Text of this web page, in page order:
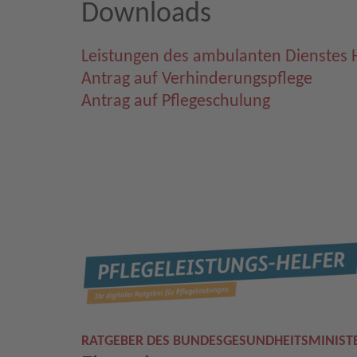
Downloads
Leistungen des ambulanten Dienstes
Antrag auf Verhinderungspflege
Antrag auf Pflegeschulung
RATGEBER DES